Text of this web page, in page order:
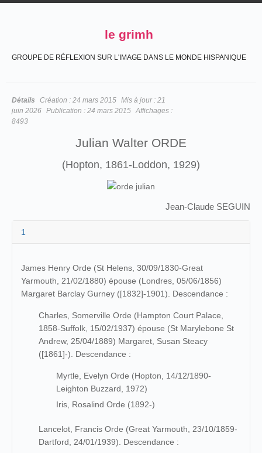
le grimh
GROUPE DE RÉFLEXION SUR L'IMAGE DANS LE MONDE HISPANIQUE
Détails Création : 24 mars 2015 Mis à jour : 21
juin 2026 Publication : 24 mars 2015 Affichages :
8493
Julian Walter ORDE
(Hopton, 1861-Loddon, 1929)
Jean-Claude SEGUIN
1
James Henry Orde (St Helens, 30/09/1830-Great
Yarmouth, 21/02/1880) épouse (Londres, 05/06/1856)
Margaret Barclay Gurney ([1832]-1901). Descendance :
Charles, Somerville Orde (Hampton Court Palace,
1858-Suffolk, 15/02/1937) épouse (St Marylebone St
Andrew, 25/04/1889) Margaret, Susan Steacy
([1861]-). Descendance :
Myrtle, Evelyn Orde (Hopton, 14/12/1890-
Leighton Buzzard, 1972)
Iris, Rosalind Orde (1892-)
Lancelot, Francis Orde (Great Yarmouth, 23/10/1859-
Dartford, 24/01/1939). Descendance :